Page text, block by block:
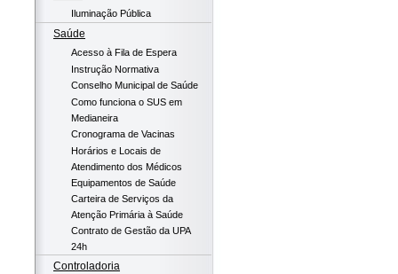
Iluminação Pública
Saúde
Acesso à Fila de Espera
Instrução Normativa
Conselho Municipal de Saúde
Como funciona o SUS em
Medianeira
Cronograma de Vacinas
Horários e Locais de
Atendimento dos Médicos
Equipamentos de Saúde
Carteira de Serviços da
Atenção Primária à Saúde
Contrato de Gestão da UPA
24h
Controladoria